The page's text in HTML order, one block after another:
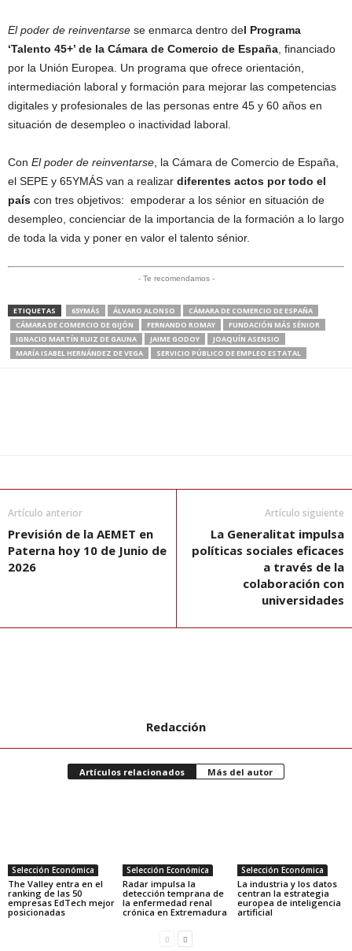
El poder de reinventarse se enmarca dentro del Programa
‘Talento 45+’ de la Cámara de Comercio de España, financiado
por la Unión Europea. Un programa que ofrece orientación,
intermediación laboral y formación para mejorar las competencias
digitales y profesionales de las personas entre 45 y 60 años en
situación de desempleo o inactividad laboral.
Con El poder de reinventarse, la Cámara de Comercio de España,
el SEPE y 65YMÁS van a realizar diferentes actos por todo el
país con tres objetivos: empoderar a los sénior en situación de
desempleo, concienciar de la importancia de la formación a lo largo
de toda la vida y poner en valor el talento sénior.
- Te recomendamos -
ETIQUETAS 65YMÁS ÁLVARO ALONSO
CÁMARA DE COMERCIO DE ESPAÑA
CÁMARA DE COMERCIO DE GIJÓN
FERNANDO ROMAY
FUNDACIÓN MÁS SÉNIOR
IGNACIO MARTÍN RUIZ DE GAUNA
JAIME GODOY
JOAQUÍN ASENSIO
MARÍA ISABEL HERNÁNDEZ DE VEGA
SERVICIO PÚBLICO DE EMPLEO ESTATAL
Artículo anterior
Previsión de la AEMET en
Paterna hoy 10 de Junio de
2026
Artículo siguiente
La Generalitat impulsa
políticas sociales eficaces
a través de la
colaboración con
universidades
Redacción
Artículos relacionados Más del autor
Selección Económica
The Valley entra en el
ranking de las 50
empresas EdTech mejor
posicionadas
Selección Económica
Radar impulsa la
detección temprana de
la enfermedad renal
crónica en Extremadura
Selección Económica
La industria y los datos
centran la estrategia
europea de inteligencia
artificial